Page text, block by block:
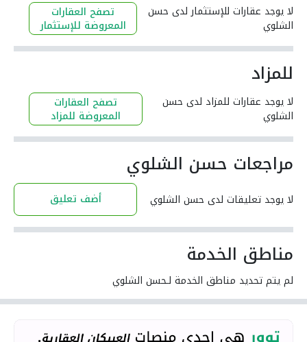
لا يوجد عقارات للإستثمار لدى حسن
الشلوي
تصفح العقارات
المعروضة للإستثمار
للمزاد
لا يوجد عقارات للمزاد لدى حسن
الشلوي
تصفح العقارات
المعروضة للمزاد
مراجعات حسن الشلوي
لا يوجد تعليقات لدى حسن الشلوي أضف تعليق
مناطق الخدمة
لم يتم تحديد مناطق الخدمة لـحسن الشلوي